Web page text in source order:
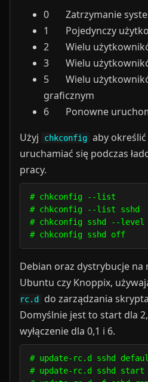
0 Zatrzymanie
1 Pojedynczy
2 Wielu
3 Wielu
5 Wielu
graficznym
6 Ponowne
Użyj
chkconfig aby
uruchamiać się podczas
pracy.
#
# chkconfig --
# chkconfig sshd --
# chkconfig
Debian oraz dystrybucje na
Ubuntu czy Knoppix,
rc.d
do zarządzania
Domyślnie jest to start dla
wyłączenie dla 0,1 i 6.
# update-rc.d
# update-rc.d sshd